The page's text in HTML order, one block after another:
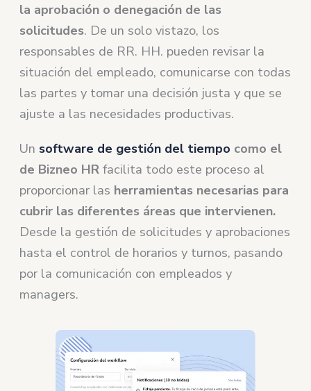
la aprobación o denegación de las
solicitudes. De un solo vistazo, los
responsables de RR. HH. pueden revisar la
situación del empleado, comunicarse con todas
las partes y tomar una decisión justa y que se
ajuste a las necesidades productivas.
Un software de gestión del tiempo como el
de Bizneo HRfacilita todo este proceso al
proporcionar las herramientas necesarias para
cubrir las diferentes áreas que intervienen.
Desde la gestión de solicitudes y aprobaciones
hasta el control de horarios y turnos, pasando
por la comunicación con empleados y
managers.